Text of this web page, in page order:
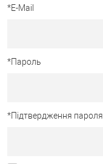
*E-Mail
*Пароль
*Підтвердження пароля